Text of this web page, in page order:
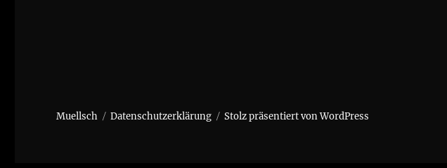
Muellsch Datenschutzerklärung Stolz präsentiert von WordPress